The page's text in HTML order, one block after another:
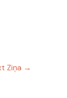
Ziņa →